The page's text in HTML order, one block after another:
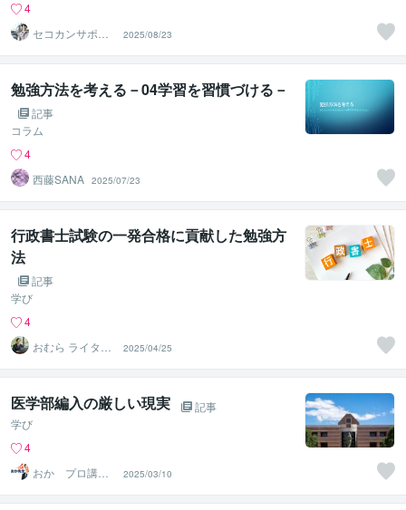
4
セコカンサポー
ト長
2025/08/23
勉強方法を考える－04学習を習慣づける－
記事
コラム
4
西藤SANA 2025/07/23
行政書士試験の一発合格に貢献した勉強方
法
記事
学び
4
おむら ライター
＆行政書士
2025/04/25
医学部編入の厳しい現実
記事
学び
4
おか プロ講
師 英語理科医
学系
2025/03/10